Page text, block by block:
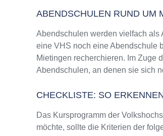
ABENDSCHULEN RUND UM
Abendschulen werden vielfach als
eine VHS noch eine Abendschule
Mietingen recherchieren. Im Zuge
Abendschulen, an denen sie sich
CHECKLISTE: SO
Das Kursprogramm der
möchte, sollte die Kriterien der